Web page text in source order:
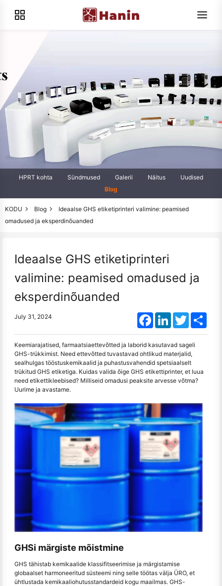
HPRT kohta Sündmused Galerii Näitus
Uudised
Blog
KODU Blog
Ideaalse GHS etiketiprinteri valimine: peamised
omadused ja eksperdinõuanded
Ideaalse GHS etiketiprinteri
valimine: peamised omadused ja
eksperdinõuanded
July 31, 2024 FacebookLinkedInTwitter
Keemiarajatised, farmaatsiaettevõtted ja laborid kasutavad sageli
GHS-trükkimist. Need ettevõtted tuvastavad ohtlikud materjalid,
sealhulgas tööstuskemikaalid ja puhastusvahendid spetsiaalselt
trükitud GHS etiketiga. Kuidas valida õige GHS etikettiprinter, et luua
need etikettikleebised? Milliseid omadusi peaksite arvesse võtma?
Uurime ja avastame.
GHSi märgiste mõistmine
GHS tähistab kemikaalide klassifitseerimise ja märgistamise
globaalset harmoneeritud süsteemi ning selle töötas välja ÜRO, et
ühtlustada kemikaaliohutusstandardeid kogu maailmas. GHS-